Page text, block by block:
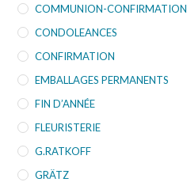
COMMUNION-CONFIRMATION
CONDOLEANCES
CONFIRMATION
EMBALLAGES PERMANENTS
FIN D’ANNÉE
FLEURISTERIE
G.RATKOFF
GRÄTZ